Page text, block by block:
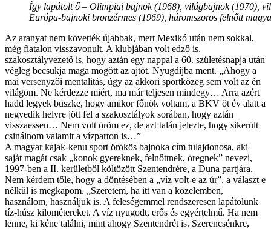
Így lapátolt ő – Olimpiai bajnok (1968), világbajnok (1970),
Európa-bajnoki bronzérmes (1969), háromszoros felnőtt
Az aranyat nem követték újabbak, mert Mexikó után nem sokkal,
még fiatalon visszavonult. A klubjában volt edző is,
szakosztályvezető is, hogy aztán egy nappal a 60. születésnapja után
végleg becsukja maga mögött az ajtót. Nyugdíjba ment. „Ahogy a
mai versenyzői mentalitás, úgy az akkori sportközeg sem volt az én
világom. Ne kérdezze miért, ma már teljesen mindegy… Arra azért
hadd legyek büszke, hogy amikor főnök voltam, a BKV öt év alatt a
negyedik helyre jött fel a szakosztályok sorában, hogy aztán
visszaessen… Nem volt öröm ez, de azt talán jelezte, hogy sikerült
csinálnom valamit a vízparton is…”
A magyar kajak-kenu sport örökös bajnoka cím tulajdonosa, aki
saját magát csak „konok gyereknek, felnőttnek, öregnek” nevezi,
1997-ben a II. kerületből költözött Szentendrére, a Duna partjára.
Nem kérdem tőle, hogy a döntésében a „víz volt-e az úr”, a választ e
nélkül is megkapom. „Szeretem, ha itt van a közelemben,
használom, használjuk is. A feleségemmel rendszeresen lapátolunk
tíz-húsz kilométereket. A víz nyugodt, erős és egyértelmű. Ha nem
lenne, ki kéne találni, mint ahogy Szentendrét is. Szerencsénkre,